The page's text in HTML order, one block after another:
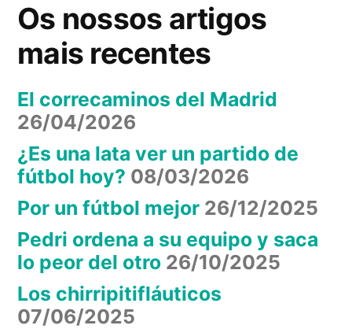
Mundial
en
Brasil
Os nossos artigos
mais recentes
El correcaminos del Madrid
26/04/2026
¿Es una lata ver un partido de
fútbol hoy? 08/03/2026
Por un fútbol mejor 26/12/2025
Pedri ordena a su equipo y saca
lo peor del otro 26/10/2025
Los chirripitifláuticos
07/06/2025